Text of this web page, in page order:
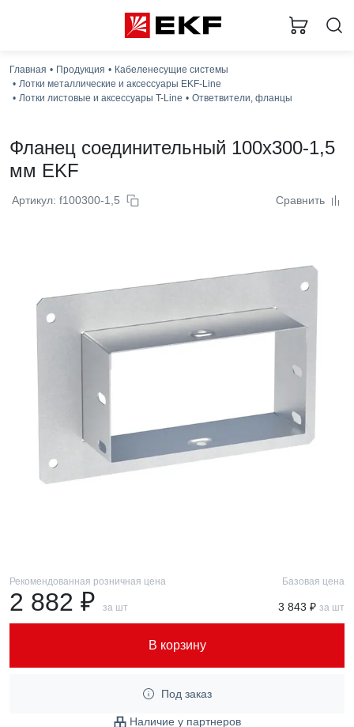
Главная Продукция
Кабеленесущие системы
Лотки металлические и аксессуары EKF-Line
Лотки листовые и аксессуары T-Line
Ответвители, фланцы
Фланец соединительный 100x300-1,5
мм EKF
Артикул: f100300-1,5 Сравнить
Рекомендованная розничная цена
2 882 ₽ за шт
Базовая цена
3 843 ₽ за шт
В корзину
Под заказ
Наличие у партнеров